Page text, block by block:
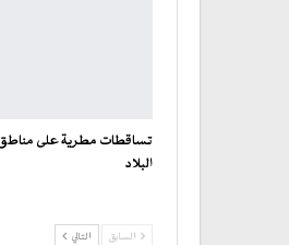
تساقطات مطرية على
البلاد
السابق التالي